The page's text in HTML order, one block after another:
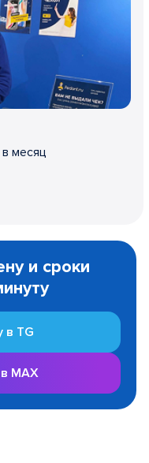
месяц
и сроки
в TG
MAX